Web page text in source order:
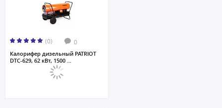
(0) 0
Калорифер дизельный PATRIOT
DTC-629, 62 кВт, 1500 ...